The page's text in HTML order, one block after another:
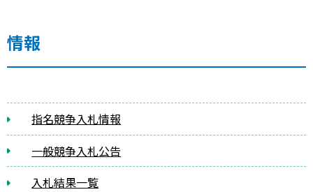
情報
指名競争入札情報
一般競争入札公告
入札結果一覧